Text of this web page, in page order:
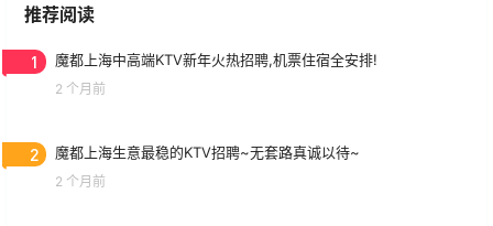
推荐阅读
1 魔都上海中高端KTV新年火热招聘,机票住宿全安排!
2 个月前
2 魔都上海生意最稳的KTV招聘~无套路真诚以待~
2 个月前